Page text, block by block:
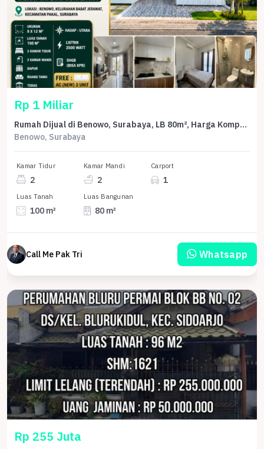
Rp 1 Miliar
Rumah Dijual di Benowo, Surabaya, LB 80m², Harga Kompetitif!
Benowo, Surabaya
Kamar Tidur
2
Kamar Mandi
2
Carport
1
Luas Tanah
100 m²
Luas Bangunan
80 m²
Call Me Pak Tri Whatsapp
Rp 255 Juta